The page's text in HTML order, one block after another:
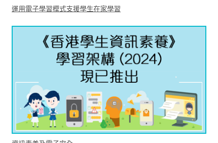
運用電子學習模式支援學生在家學習